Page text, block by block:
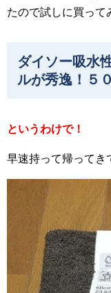
たので試しに買って
ダイソー吸水
ルが秀逸！５
というわけで！
早速持って帰ってき